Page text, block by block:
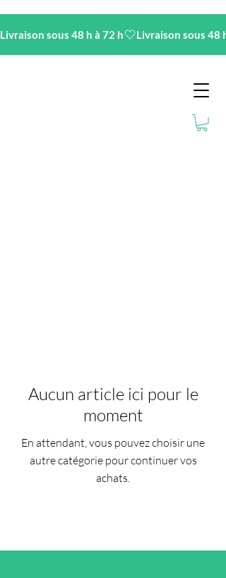
Livraison sous 48 h à 72 h
Aucun article ici pour le
moment
En attendant, vous pouvez choisir une
autre catégorie pour continuer vos
achats.